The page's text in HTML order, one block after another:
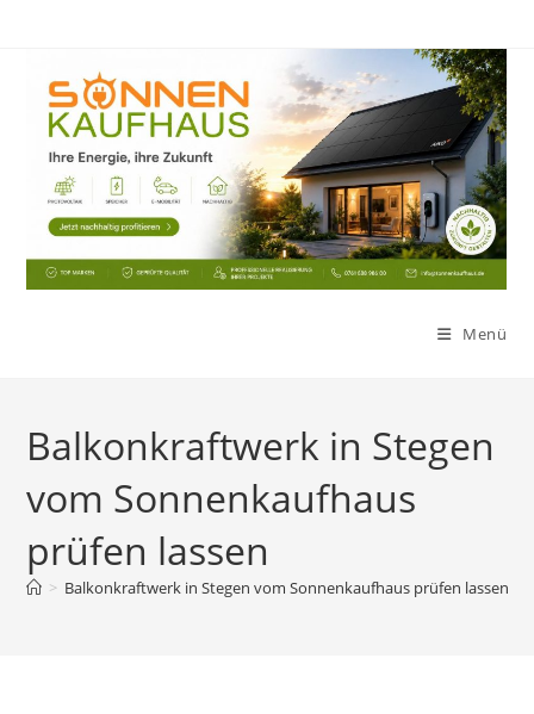
Menü
Balkonkraftwerk in Stegen
vom Sonnenkaufhaus
prüfen lassen
> Balkonkraftwerk in Stegen vom Sonnenkaufhaus prüfen lassen